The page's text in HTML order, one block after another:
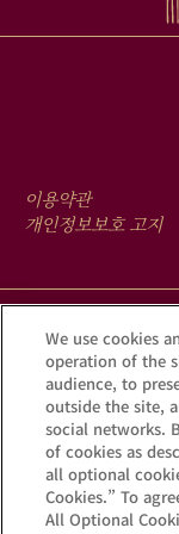
FOOTER
MENU
이용약관
개인정보보호 고지
크루그 앱을 다운
We use cookies
operation of the
audience, to
outside the site,
social networks.
of cookies as
all optional
Cookies.” To
All Optional